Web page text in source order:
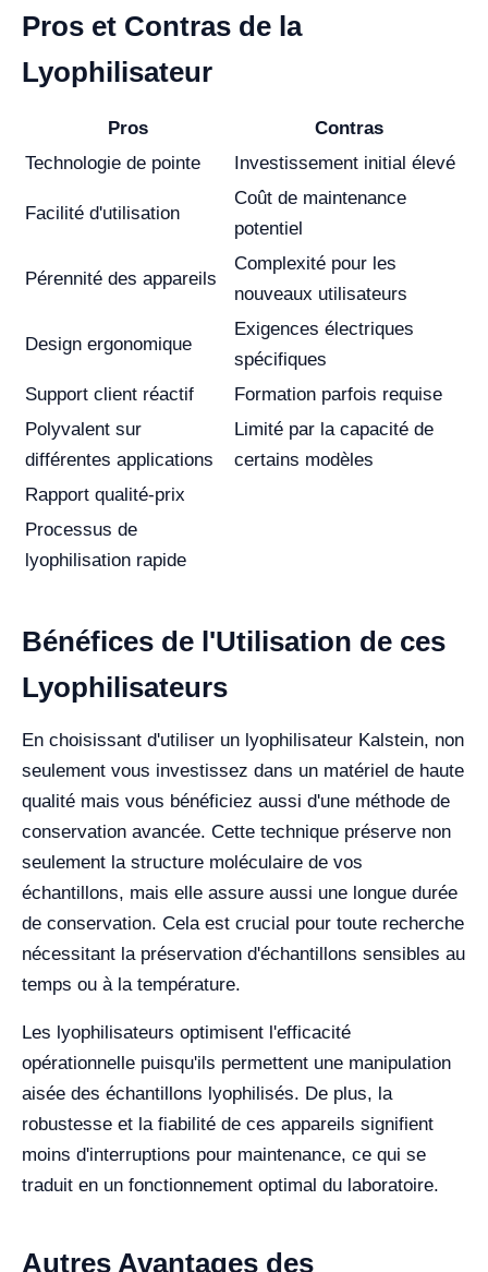
Pros et Contras de la
Lyophilisateur
Pros
Contras
Technologie de pointe
Investissement initial élevé
Facilité d'utilisation
Coût de maintenance
potentiel
Pérennité des appareils
Complexité pour les
nouveaux utilisateurs
Design ergonomique
Exigences électriques
spécifiques
Support client réactif
Formation parfois requise
Polyvalent sur
différentes applications
Limité par la capacité de
certains modèles
Rapport qualité-prix
Processus de
lyophilisation rapide
Bénéfices de l'Utilisation de ces
Lyophilisateurs
En choisissant d'utiliser un lyophilisateur Kalstein, non
seulement vous investissez dans un matériel de haute
qualité mais vous bénéficiez aussi d'une méthode de
conservation avancée. Cette technique préserve non
seulement la structure moléculaire de vos
échantillons, mais elle assure aussi une longue durée
de conservation. Cela est crucial pour toute recherche
nécessitant la préservation d'échantillons sensibles au
temps ou à la température.
Les lyophilisateurs optimisent l'efficacité
opérationnelle puisqu'ils permettent une manipulation
aisée des échantillons lyophilisés. De plus, la
robustesse et la fiabilité de ces appareils signifient
moins d'interruptions pour maintenance, ce qui se
traduit en un fonctionnement optimal du laboratoire.
Autres Avantages des